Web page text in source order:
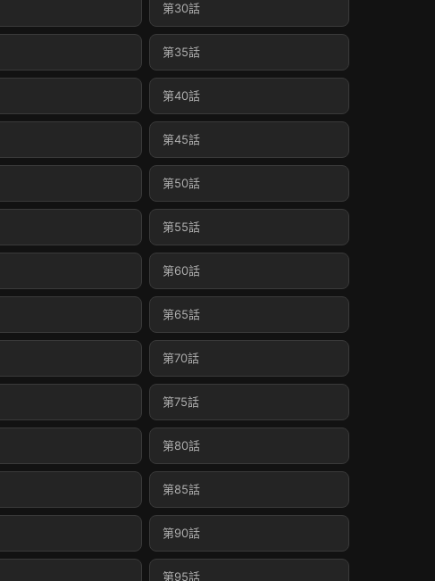
第30話
第35話
第40話
第45話
第50話
第55話
第60話
第65話
第70話
第75話
第80話
第85話
第90話
第95話